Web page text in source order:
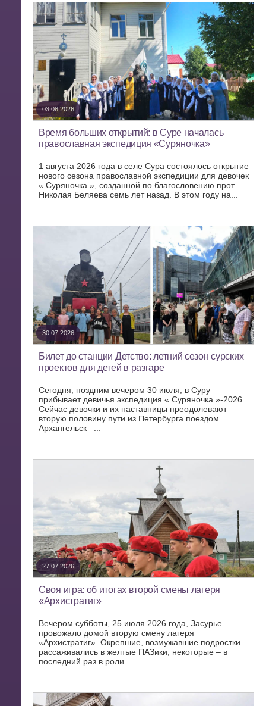
03.08.2026
Время больших открытий: в Суре началась
православная экспедиция «Суряночка»
1 августа 2026 года в селе Сура состоялось открытие
нового сезона православной экспедиции для девочек
« Суряночка », созданной по благословению прот.
Николая Беляева семь лет назад. В этом году на...
30.07.2026
Билет до станции Детство: летний сезон сурских
проектов для детей в разгаре
Сегодня, поздним вечером 30 июля, в Суру
прибывает девичья экспедиция « Суряночка »-2026.
Сейчас девочки и их наставницы преодолевают
вторую половину пути из Петербурга поездом
Архангельск –...
27.07.2026
Своя игра: об итогах второй смены лагеря
«Архистратиг»
Вечером субботы, 25 июля 2026 года, Засурье
провожало домой вторую смену лагеря
«Архистратиг». Окрепшие, возмужавшие подростки
рассаживались в желтые ПАЗики, некоторые – в
последний раз в роли...